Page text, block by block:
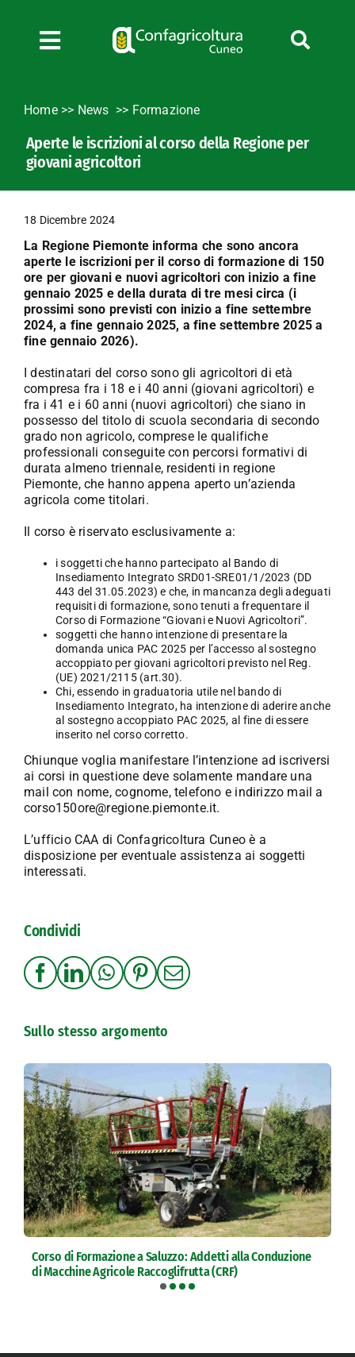
contenuto
Toggle
News
L’Agricoltore cuneese
Fotogallery
Lavora con noi
Contatti
Home>> News Formazione
Aperte le iscrizioni al corso della Regione per
giovani agricoltori
18 Dicembre 2024
La Regione Piemonte informa che sono ancora
aperte le iscrizioni per il corso di formazione di 150
ore per giovani e nuovi agricoltori con inizio a fine
gennaio 2025 e della durata di tre mesi circa (i
prossimi sono previsti con inizio a fine settembre
2024, a fine gennaio 2025, a fine settembre 2025 a
fine gennaio 2026).
I destinatari del corso sono gli agricoltori di età
compresa fra i 18 e i 40 anni (giovani agricoltori) e
fra i 41 e i 60 anni (nuovi agricoltori) che siano in
possesso del titolo di scuola secondaria di secondo
grado non agricolo, comprese le qualifiche
professionali conseguite con percorsi formativi di
durata almeno triennale, residenti in regione
Piemonte, che hanno appena aperto un’azienda
agricola come titolari.
Il corso è riservato esclusivamente a:
i soggetti che hanno partecipato al Bando di
Insediamento Integrato SRD01-SRE01/1/2023 (DD
443 del 31.05.2023) e che, in mancanza degli adeguati
requisiti di formazione, sono tenuti a frequentare il
Corso di Formazione “Giovani e Nuovi Agricoltori”.
soggetti che hanno intenzione di presentare la
domanda unica PAC 2025 per l’accesso al sostegno
accoppiato per giovani agricoltori previsto nel Reg.
(UE) 2021/2115 (art.30).
Chi, essendo in graduatoria utile nel bando di
Insediamento Integrato, ha intenzione di aderire anche
al sostegno accoppiato PAC 2025, al fine di essere
inserito nel corso corretto.
Chiunque voglia manifestare l’intenzione ad iscriversi
ai corsi in questione deve solamente mandare una
mail con nome, cognome, telefono e indirizzo mail a
corso150ore@regione.piemonte.it.
L’ufficio CAA di Confagricoltura Cuneo è a
disposizione per eventuale assistenza ai soggetti
interessati.
Condividi
Sullo stesso argomento
Corso di Formazione a Saluzzo: Addetti alla Conduzione
di Macchine Agricole Raccoglifrutta (CRF)